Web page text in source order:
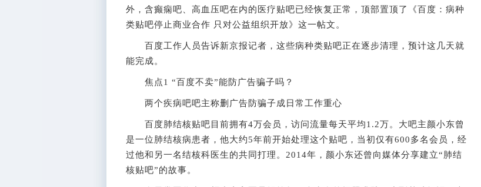
外，含癫痫吧、高血压吧在内的医疗贴吧已经恢复正常，顶部置顶了《百度：病种
类贴吧停止商业合作 只对公益组织开放》这一帖文。
百度工作人员告诉新京报记者，这些病种类贴吧正在逐步清理，预计这几天就
能完成。
焦点1 “百度不卖”能防广告骗子吗？
两个疾病吧吧主称删广告防骗子成日常工作重心
百度肺结核贴吧目前拥有4万会员，访问流量每天平均1.2万。大吧主颜小东曾
是一位肺结核病患者，他大约5年前开始处理这个贴吧，当初仅有600多名会员，经
过他和另一名结核科医生的共同打理。2014年，颜小东还曾向媒体分享建立“肺结
核贴吧”的故事。